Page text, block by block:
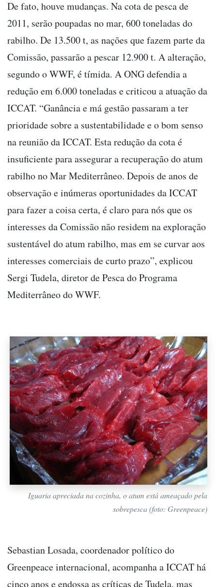
De fato, houve mudanças. Na cota de pesca de
2011, serão poupadas no mar, 600 toneladas do
rabilho. De 13.500 t, as nações que fazem parte da
Comissão, passarão a pescar 12.900 t. A alteração,
segundo o WWF, é tímida. A ONG defendia a
redução em 6.000 toneladas e criticou a atuação da
ICCAT. “Ganância e má gestão passaram a ter
prioridade sobre a sustentabilidade e o bom senso
na reunião da ICCAT. Esta redução da cota é
insuficiente para assegurar a recuperação do atum
rabilho no Mar Mediterrâneo. Depois de anos de
observação e inúmeras oportunidades da ICCAT
para fazer a coisa certa, é claro para nós que os
interesses da Comissão não residem na exploração
sustentável do atum rabilho, mas em se curvar aos
interesses comerciais de curto prazo”, explicou
Sergi Tudela, diretor de Pesca do Programa
Mediterrâneo do WWF.
Iguaria apreciada na cozinha, o atum está ameaçado pela
sobrepesca (foto: Greenpeace)
Sebastian Losada, coordenador político do
Greenpeace internacional, acompanha a ICCAT há
cinco anos e endossa as críticas de Tudela, mas